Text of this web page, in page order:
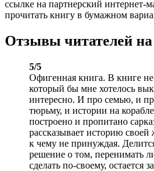
ссылке на партнерский интернет-
прочитать книгу в бумажном
Отзывы читателей
5/5
Офигенная книга. В книге
который бы мне хотелось
интересно. И про семью, и
тюрьму, и истории на
построено и пропитано
рассказывает историю
к чему не принуждая.
решение о том, перенимать
сделать по-своему, остается